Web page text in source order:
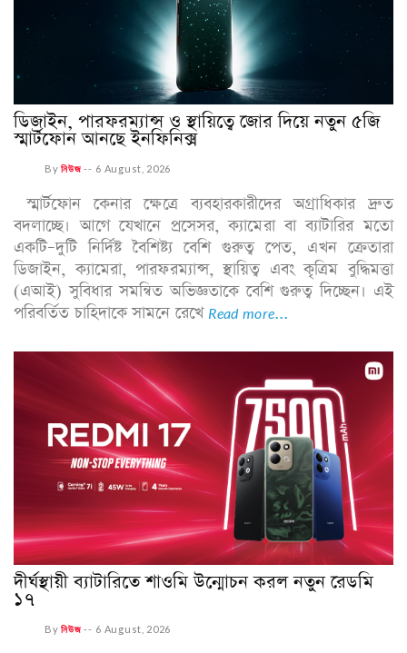
ডিজাইন, পারফরম্যান্স ও স্থায়িত্বে জোর দিয়ে নতুন ৫জি
স্মার্টফোন আনছে ইনফিনিক্স
Byনিউজ -- 6 August, 2026
স্মার্টফোন কেনার ক্ষেত্রে ব্যবহারকারীদের অগ্রাধিকার দ্রুত
বদলাচ্ছে। আগে যেখানে প্রসেসর, ক্যামেরা বা ব্যাটারির মতো
একটি–দুটি নির্দিষ্ট বৈশিষ্ট্য বেশি গুরুত্ব পেত, এখন ক্রেতারা
ডিজাইন, ক্যামেরা, পারফরম্যান্স, স্থায়িত্ব এবং কৃত্রিম বুদ্ধিমত্তা
(এআই) সুবিধার সমন্বিত অভিজ্ঞতাকে বেশি গুরুত্ব দিচ্ছেন। এই
পরিবর্তিত চাহিদাকে সামনে রেখে Read more...
দীর্ঘস্থায়ী ব্যাটারিতে শাওমি উন্মোচন করল নতুন রেডমি
১৭
Byনিউজ -- 6 August, 2026